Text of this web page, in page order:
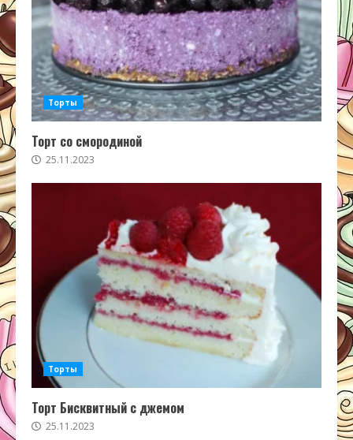
Торты
Торт со смородиной
25.11.2023
Торты
Торт Бисквитный с джемом
25.11.2023